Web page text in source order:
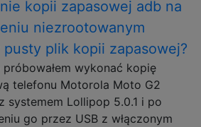
kopii zapasowej adb na
niezrootowanym
plik kopii zapasowej?
próbowałem wykonać kopię
telefonu Motorola Moto G2
systemem Lollipop 5.0.1 i po
go przez USB z włączonym